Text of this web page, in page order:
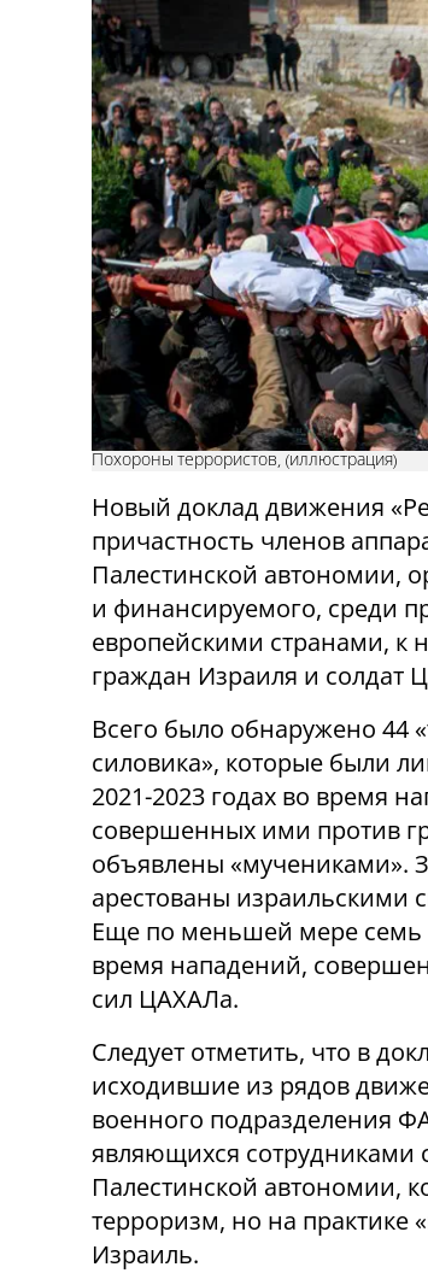
Похороны террористов, (иллюстрация)
Новый доклад движения
причастность членов
Палестинской автономии,
и финансируемого, среди
европейскими странами, к
граждан Израиля и солдат
Всего было обнаружено 44
силовика», которые были
2021-2023 годах во время
совершенных ими против
объявлены «мучениками».
арестованы израильскими
Еще по меньшей мере семь
время нападений,
сил ЦАХАЛа.
Следует отметить, что в
исходившие из рядов
военного подразделения
являющихся сотрудниками
Палестинской автономии,
терроризм, но на практике
Израиль.